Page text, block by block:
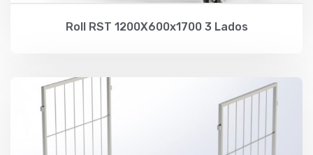
Roll RST 1200X600x1700 3 Lados